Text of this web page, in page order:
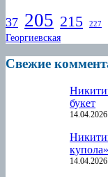
37 205 215 227
Георгиевская
Свежие
букет
14.04.2026
купола»
14.04.2026